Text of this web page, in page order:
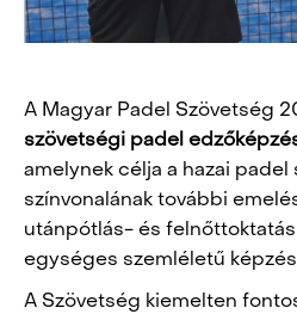
A Magyar Padel Szövetség
szövetségi padel
amelynek célja a hazai padel
színvonalának további
utánpótlás- és
egységes szemléletű
A Szövetség kiemelten